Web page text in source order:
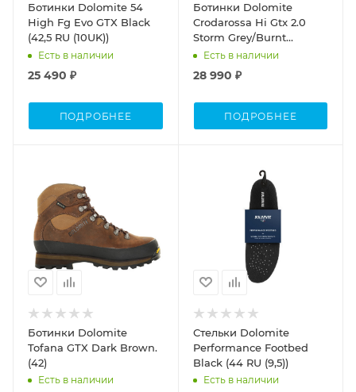
Ботинки Dolomite 54
High Fg Evo GTX Black
(42,5 RU (10UK))
Есть в наличии
25 490 ₽
ПОДРОБНЕЕ
Ботинки Dolomite
Crodarossa Hi Gtx 2.0
Storm Grey/Burnt
Orange (40,5 RU (7,5))
Есть в наличии
28 990 ₽
ПОДРОБНЕЕ
Ботинки Dolomite
Tofana GTX Dark Brown.
(42)
Есть в наличии
Стельки Dolomite
Performance Footbed
Black (44 RU (9,5))
Есть в наличии